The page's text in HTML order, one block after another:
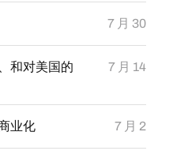
7 月 30
和对美国的
7 月 14
业化 7 月 2